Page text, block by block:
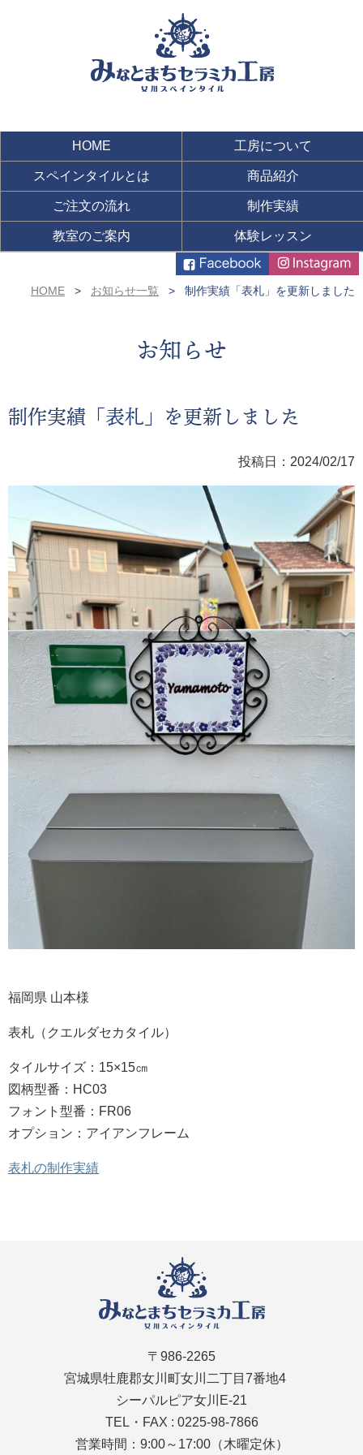
HOME 工房について
スペインタイルとは 商品紹介
ご注文の流れ 制作実績
教室のご案内 体験レッスン
HOME お知らせ一覧 制作実績「表札」を更新しました
お知らせ
制作実績「表札」を更新しました
投稿日：2024/02/17
福岡県 山本様
表札（クエルダセカタイル）
タイルサイズ：15×15㎝
図柄型番：HC03
フォント型番：FR06
オプション：アイアンフレーム
表札の制作実績
〒986-2265
宮城県牡鹿郡女川町女川二丁目7番地4
シーパルピア女川E-21
TEL・FAX : 0225-98-7866
営業時間：9:00～17:00（木曜定休）